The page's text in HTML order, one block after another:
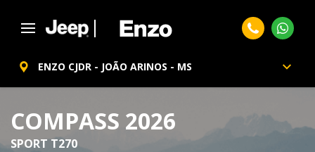
ENZO CJDR - JOÃO ARINOS - MS
COMPASS 2026
SPORT T270